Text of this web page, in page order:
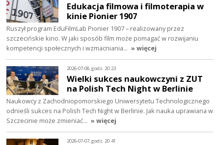
Edukacja filmowa i filmoterapia w
kinie Pionier 1907
Ruszył program EduFilmLab Pionier 1907 – realizowany przez
szczecińskie kino. W jaki sposób film może pomagać w rozwijaniu
kompetencji społecznych i wzmacniania… » więcej
2026-07-08, godz. 20:23
Wielki sukces naukowczyni z ZUT
na Polish Tech Night w Berlinie
Naukowcy z Zachodniopomorskiego Uniwersytetu Technologicznego
odnieśli sukces na Polish Tech Night w Berlinie. Jak nauka uprawiana w
Szczecinie może zmieniać… » więcej
2026-07-07, godz. 20:41